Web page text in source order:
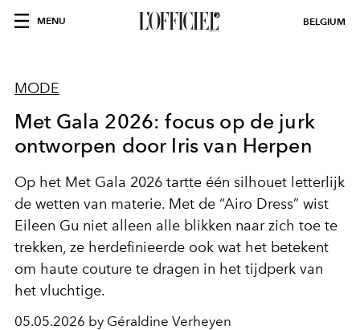
MENU BELGIUM
MODE
Met Gala 2026: focus op de jurk
ontworpen door Iris van Herpen
Op het Met Gala 2026 tartte één silhouet letterlijk
de wetten van materie. Met de “Airo Dress” wist
Eileen Gu niet alleen alle blikken naar zich toe te
trekken, ze herdefinieerde ook wat het betekent
om haute couture te dragen in het tijdperk van
het vluchtige.
05.05.2026 by Géraldine Verheyen